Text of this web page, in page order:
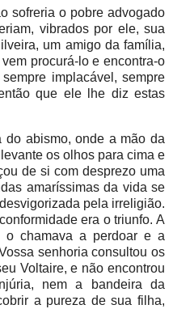
sofreria o pobre advogado
vibrados por ele, sua
um amigo da família,
procurá-lo e encontra-o
implacável, sempre
que ele lhe diz estas
do abismo, onde a mão da
os olhos para cima e
de si com desprezo uma
amaríssimas da vida se
pela irreligião.
era o triunfo. A
chamava a perdoar e a
senhoria consultou os
Voltaire, e não encontrou
nem a bandeira da
a pureza de sua filha,